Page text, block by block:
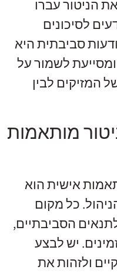
הניטור עברו
לסיכונים
סביבתית היא
לשמור על
המזיקים לבין
מותאמות
אישית הוא
כל מקום
הסביבתיים,
יש לבצע
ולזהות את